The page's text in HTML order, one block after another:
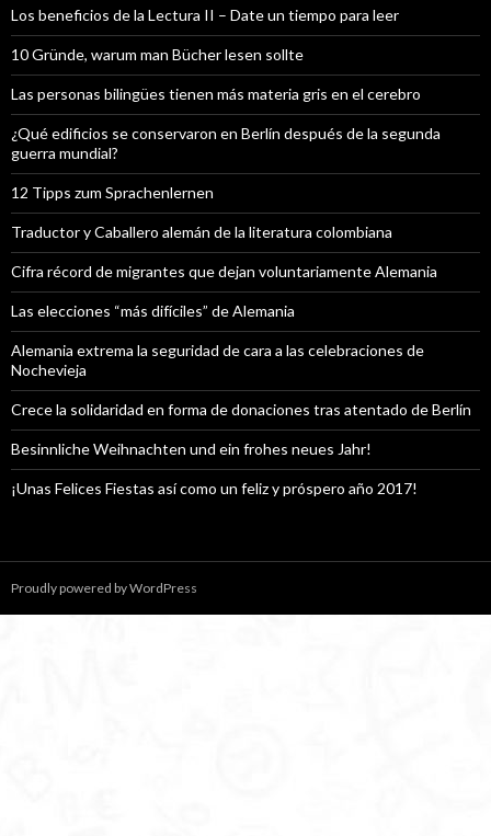
Los beneficios de la Lectura II – Date un tiempo para leer
10 Gründe, warum man Bücher lesen sollte
Las personas bilingües tienen más materia gris en el cerebro
¿Qué edificios se conservaron en Berlín después de la segunda
guerra mundial?
12 Tipps zum Sprachenlernen
Traductor y Caballero alemán de la literatura colombiana
Cifra récord de migrantes que dejan voluntariamente Alemania
Las elecciones “más difíciles” de Alemania
Alemania extrema la seguridad de cara a las celebraciones de
Nochevieja
Crece la solidaridad en forma de donaciones tras atentado de Berlín
Besinnliche Weihnachten und ein frohes neues Jahr!
¡Unas Felices Fiestas así como un feliz y próspero año 2017!
Proudly powered by WordPress